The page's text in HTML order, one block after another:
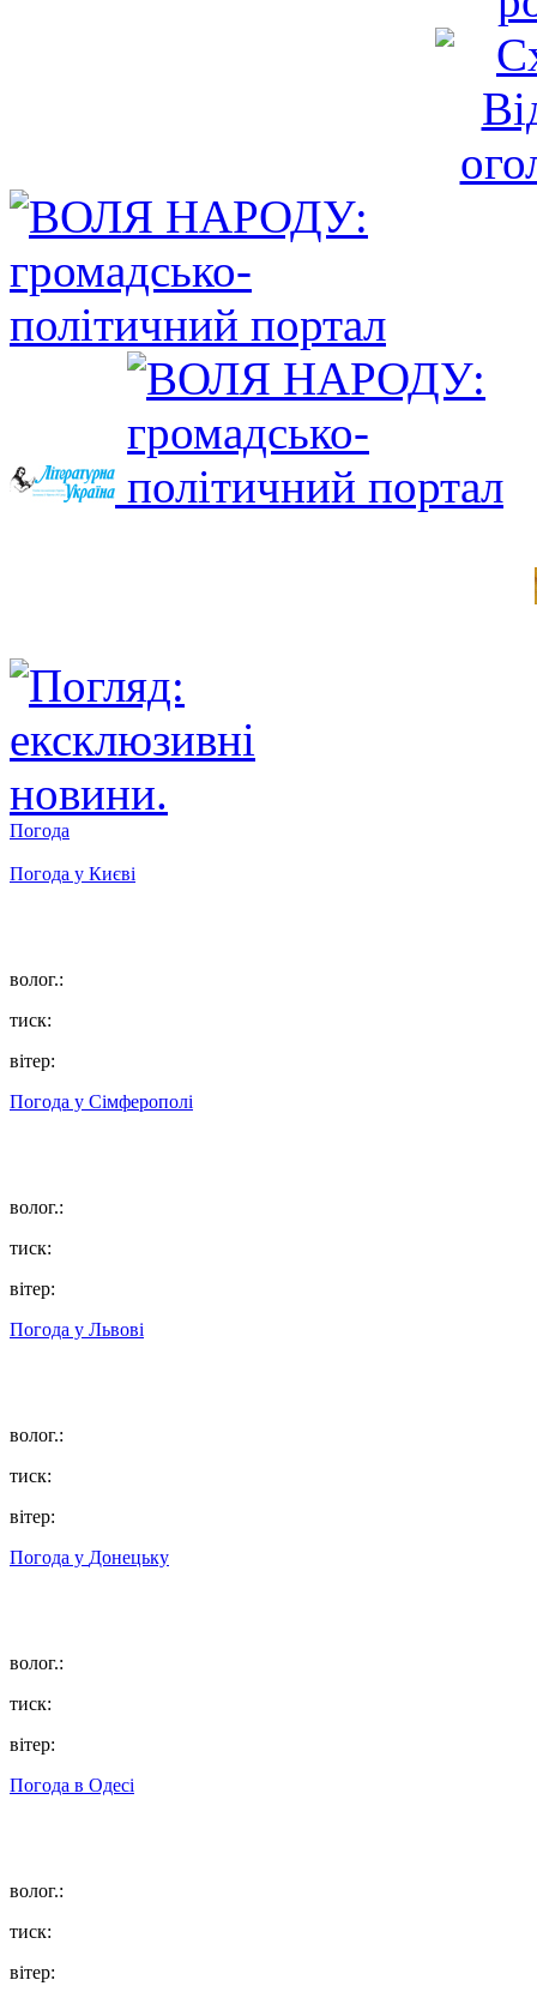
Погода
Погода у Києві
волог.:
тиск:
вітер:
Погода у Сімферополі
волог.:
тиск:
вітер:
Погода у Львові
волог.:
тиск:
вітер:
Погода у Донецьку
волог.:
тиск:
вітер:
Погода в Одесі
волог.:
тиск:
вітер: